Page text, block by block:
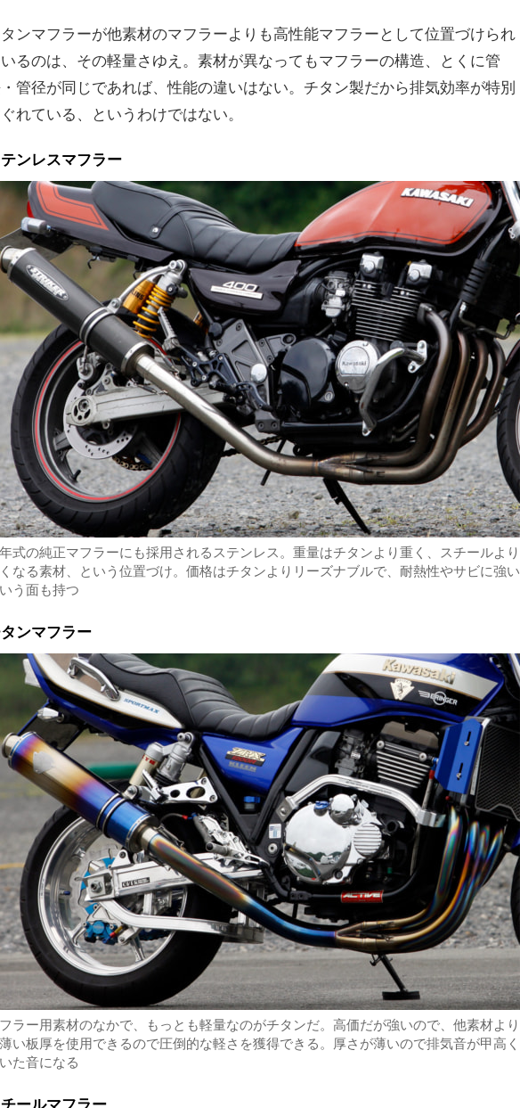
ンマフラーが他素材のマフラーよりも高性能マフラーとして位置づけられ
るのは、その軽量さゆえ。素材が異なってもマフラーの構造、とくに管
管径が同じであれば、性能の違いはない。チタン製だから排気効率が特別
れている、というわけではない。
ンレスマフラー
式の純正マフラーにも採用されるステンレス。重量はチタンより重く、スチールより
なる素材、という位置づけ。価格はチタンよりリーズナブルで、耐熱性やサビに強い
う面も持つ
ンマフラー
ラー用素材のなかで、もっとも軽量なのがチタンだ。高価だが強いので、他素材より
い板厚を使用できるので圧倒的な軽さを獲得できる。厚さが薄いので排気音が甲高く
た音になる
ールマフラー